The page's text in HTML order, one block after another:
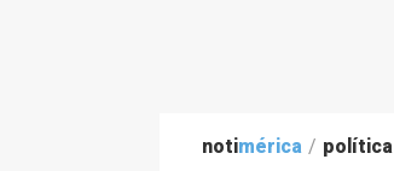
notimérica / política